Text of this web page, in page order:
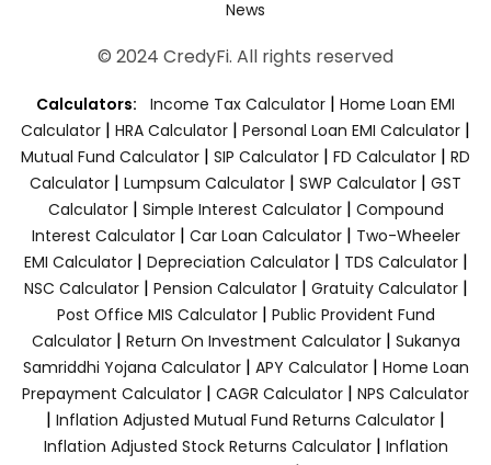
News
© 2024 CredyFi. All rights reserved
Calculators: Income Tax Calculator | Home Loan EMI
Calculator | HRA Calculator | Personal Loan EMI Calculator |
Mutual Fund Calculator | SIP Calculator | FD Calculator | RD
Calculator | Lumpsum Calculator | SWP Calculator | GST
Calculator| Simple Interest Calculator| Compound
Interest Calculator| Car Loan Calculator| Two-Wheeler
EMI Calculator| Depreciation Calculator| TDS Calculator|
NSC Calculator| Pension Calculator| Gratuity Calculator|
Post Office MIS Calculator| Public Provident Fund
Calculator| Return On Investment Calculator| Sukanya
Samriddhi Yojana Calculator| APY Calculator| Home Loan
Prepayment Calculator | CAGR Calculator | NPS Calculator
| Inflation Adjusted Mutual Fund Returns Calculator |
Inflation Adjusted Stock Returns Calculator| Inflation